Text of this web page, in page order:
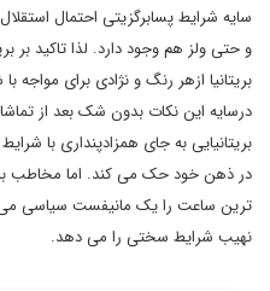
سایه شرایط پسابرگزیتی احتمال
و حتی ولز هم وجود دارد. لذا تاکید بر
بریتانیا ازهر رنگ و نژادی برای مواجه
درسایه این نکات بدون شک بعد از
بریتانیایی به جای همزادپنداری با
در ذهن خود حک می کند. اما مخاطب
ترین ساعت را یک مانیفست سیاسی می
نهیب شرایط سختی را می دهد.